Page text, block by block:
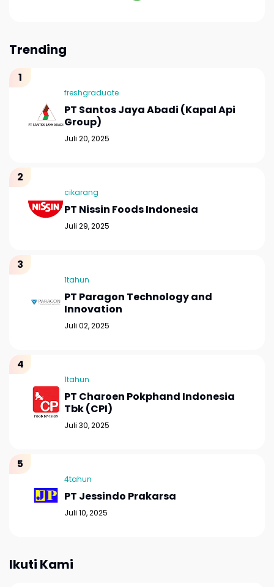
Trending
freshgraduate
PT Santos Jaya Abadi (Kapal Api
Group)
Juli 20, 2025
cikarang
PT Nissin Foods Indonesia
Juli 29, 2025
1tahun
PT Paragon Technology and
Innovation
Juli 02, 2025
1tahun
PT Charoen Pokphand Indonesia
Tbk (CPI)
Juli 30, 2025
4tahun
PT Jessindo Prakarsa
Juli 10, 2025
Ikuti Kami